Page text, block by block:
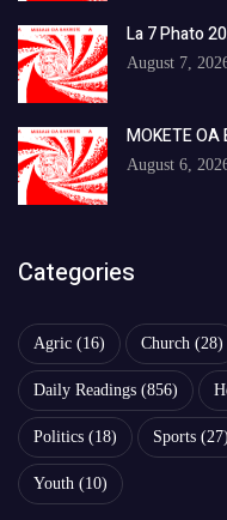
La 7 Phato
August 7,
MOKETE OA
August 6,
Categories
Agric (16) Church (28)
Daily Readings (856)
Politics (18) Sports (27)
Youth (10)